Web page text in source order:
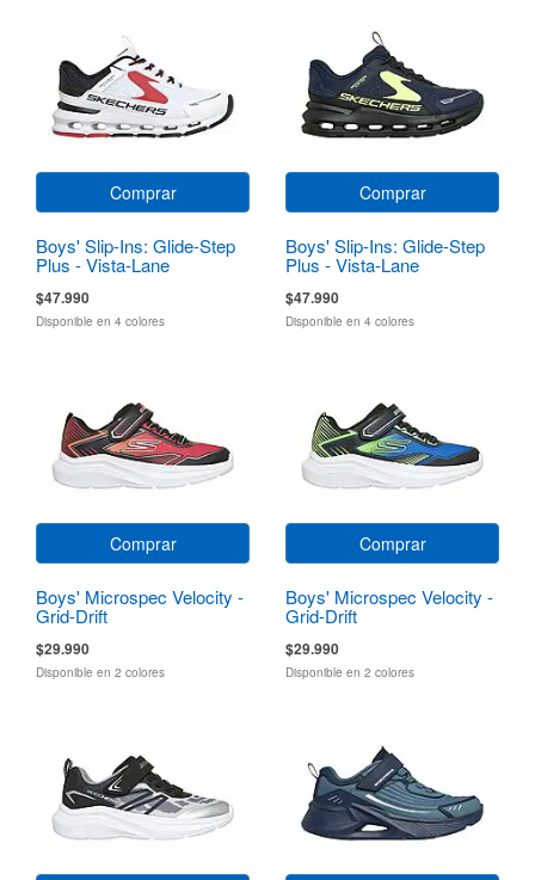
Comprar
Boys' Slip-Ins: Glide-Step
Plus - Vista-Lane
$47.990
Disponible en 4 colores
Comprar
Boys' Slip-Ins: Glide-Step
Plus - Vista-Lane
$47.990
Disponible en 4 colores
Comprar
Boys' Microspec Velocity -
Grid-Drift
$29.990
Disponible en 2 colores
Comprar
Boys' Microspec Velocity -
Grid-Drift
$29.990
Disponible en 2 colores